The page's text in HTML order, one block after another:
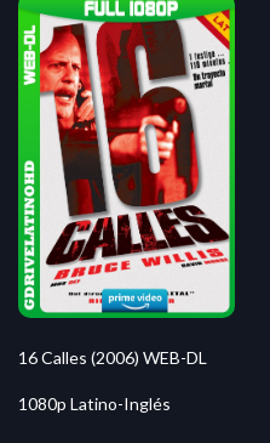
16 Calles (2006) WEB-DL
1080p Latino-Inglés